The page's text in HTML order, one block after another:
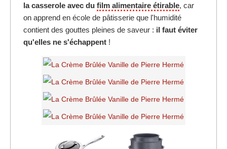
la casserole avec du film alimentaire étirable, car
on apprend en école de pâtisserie que l'humidité
contient des gouttes pleines de saveur : il faut éviter
qu'elles ne s'échappent !